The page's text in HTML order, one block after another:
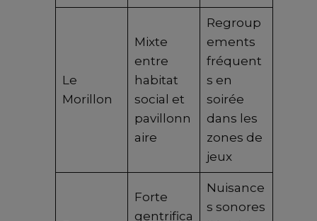
Le
Morillon
Mixte
entre
habitat
social et
pavillonn
aire
Regroup
ements
fréquent
s en
soirée
dans les
zones de
jeux
Forte
gentrifica
Nuisance
s sonores